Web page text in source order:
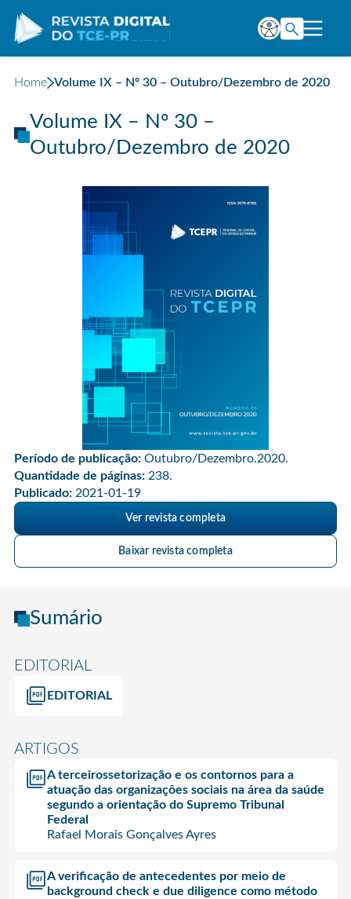
Home Volume IX – Nº 30 – Outubro/Dezembro de 2020
Volume IX – Nº 30 –
Outubro/Dezembro de 2020
Período de publicação: Outubro/Dezembro.2020.
Quantidade de páginas: 238.
Publicado: 2021-01-19
Ver revista completa
Baixar revista completa
Sumário
EDITORIAL
EDITORIAL
ARTIGOS
A terceirossetorização e os contornos para a
atuação das organizações sociais na área da saúde
segundo a orientação do Supremo Tribunal
Federal
Rafael Morais Gonçalves Ayres
A verificação de antecedentes por meio de
background check e due diligence como método